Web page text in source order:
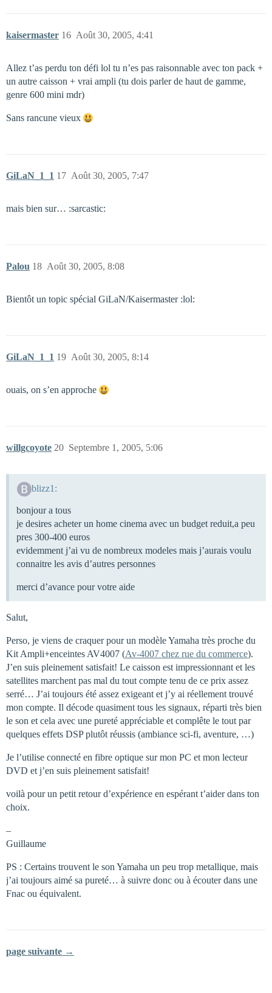
kaisermaster Août 30, 2005, 4:41
16
Allez t’as perdu ton défi lol tu n’es pas raisonnable avec ton pack +
un autre caisson + vrai ampli (tu dois parler de haut de gamme,
genre 600 mini mdr)
Sans rancune vieux
GiLaN_1_1 Août 30, 2005, 7:47
17
mais bien sur… :sarcastic:
Palou Août 30, 2005, 8:08
18
Bientôt un topic spécial GiLaN/Kaisermaster :lol:
GiLaN_1_1 Août 30, 2005, 8:14
19
ouais, on s’en approche
willgcoyote Septembre 1, 2005, 5:06
20
blizz1:
bonjour a tous
je desires acheter un home cinema avec un budget reduit,a peu
pres 300-400 euros
evidemment j’ai vu de nombreux modeles mais j’aurais voulu
connaitre les avis d’autres personnes
merci d’avance pour votre aide
Salut,
Perso, je viens de craquer pour un modèle Yamaha très proche du
Kit Ampli+enceintes AV4007 (Av-4007 chez rue du commerce).
J’en suis pleinement satisfait! Le caisson est impressionnant et les
satellites marchent pas mal du tout compte tenu de ce prix assez
serré… J’ai toujours été assez exigeant et j’y ai réellement trouvé
mon compte. Il décode quasiment tous les signaux, réparti très bien
le son et cela avec une pureté appréciable et complête le tout par
quelques effets DSP plutôt réussis (ambiance sci-fi, aventure, …)
Je l’utilise connecté en fibre optique sur mon PC et mon lecteur
DVD et j’en suis pleinement satisfait!
voilà pour un petit retour d’expérience en espérant t’aider dans ton
choix.
–
Guillaume
PS : Certains trouvent le son Yamaha un peu trop metallique, mais
j’ai toujours aimé sa pureté… à suivre donc ou à écouter dans une
Fnac ou équivalent.
page suivante →